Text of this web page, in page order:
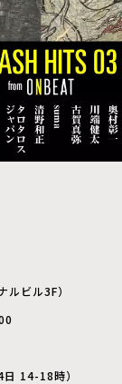
ルビル3F）
14-18時）